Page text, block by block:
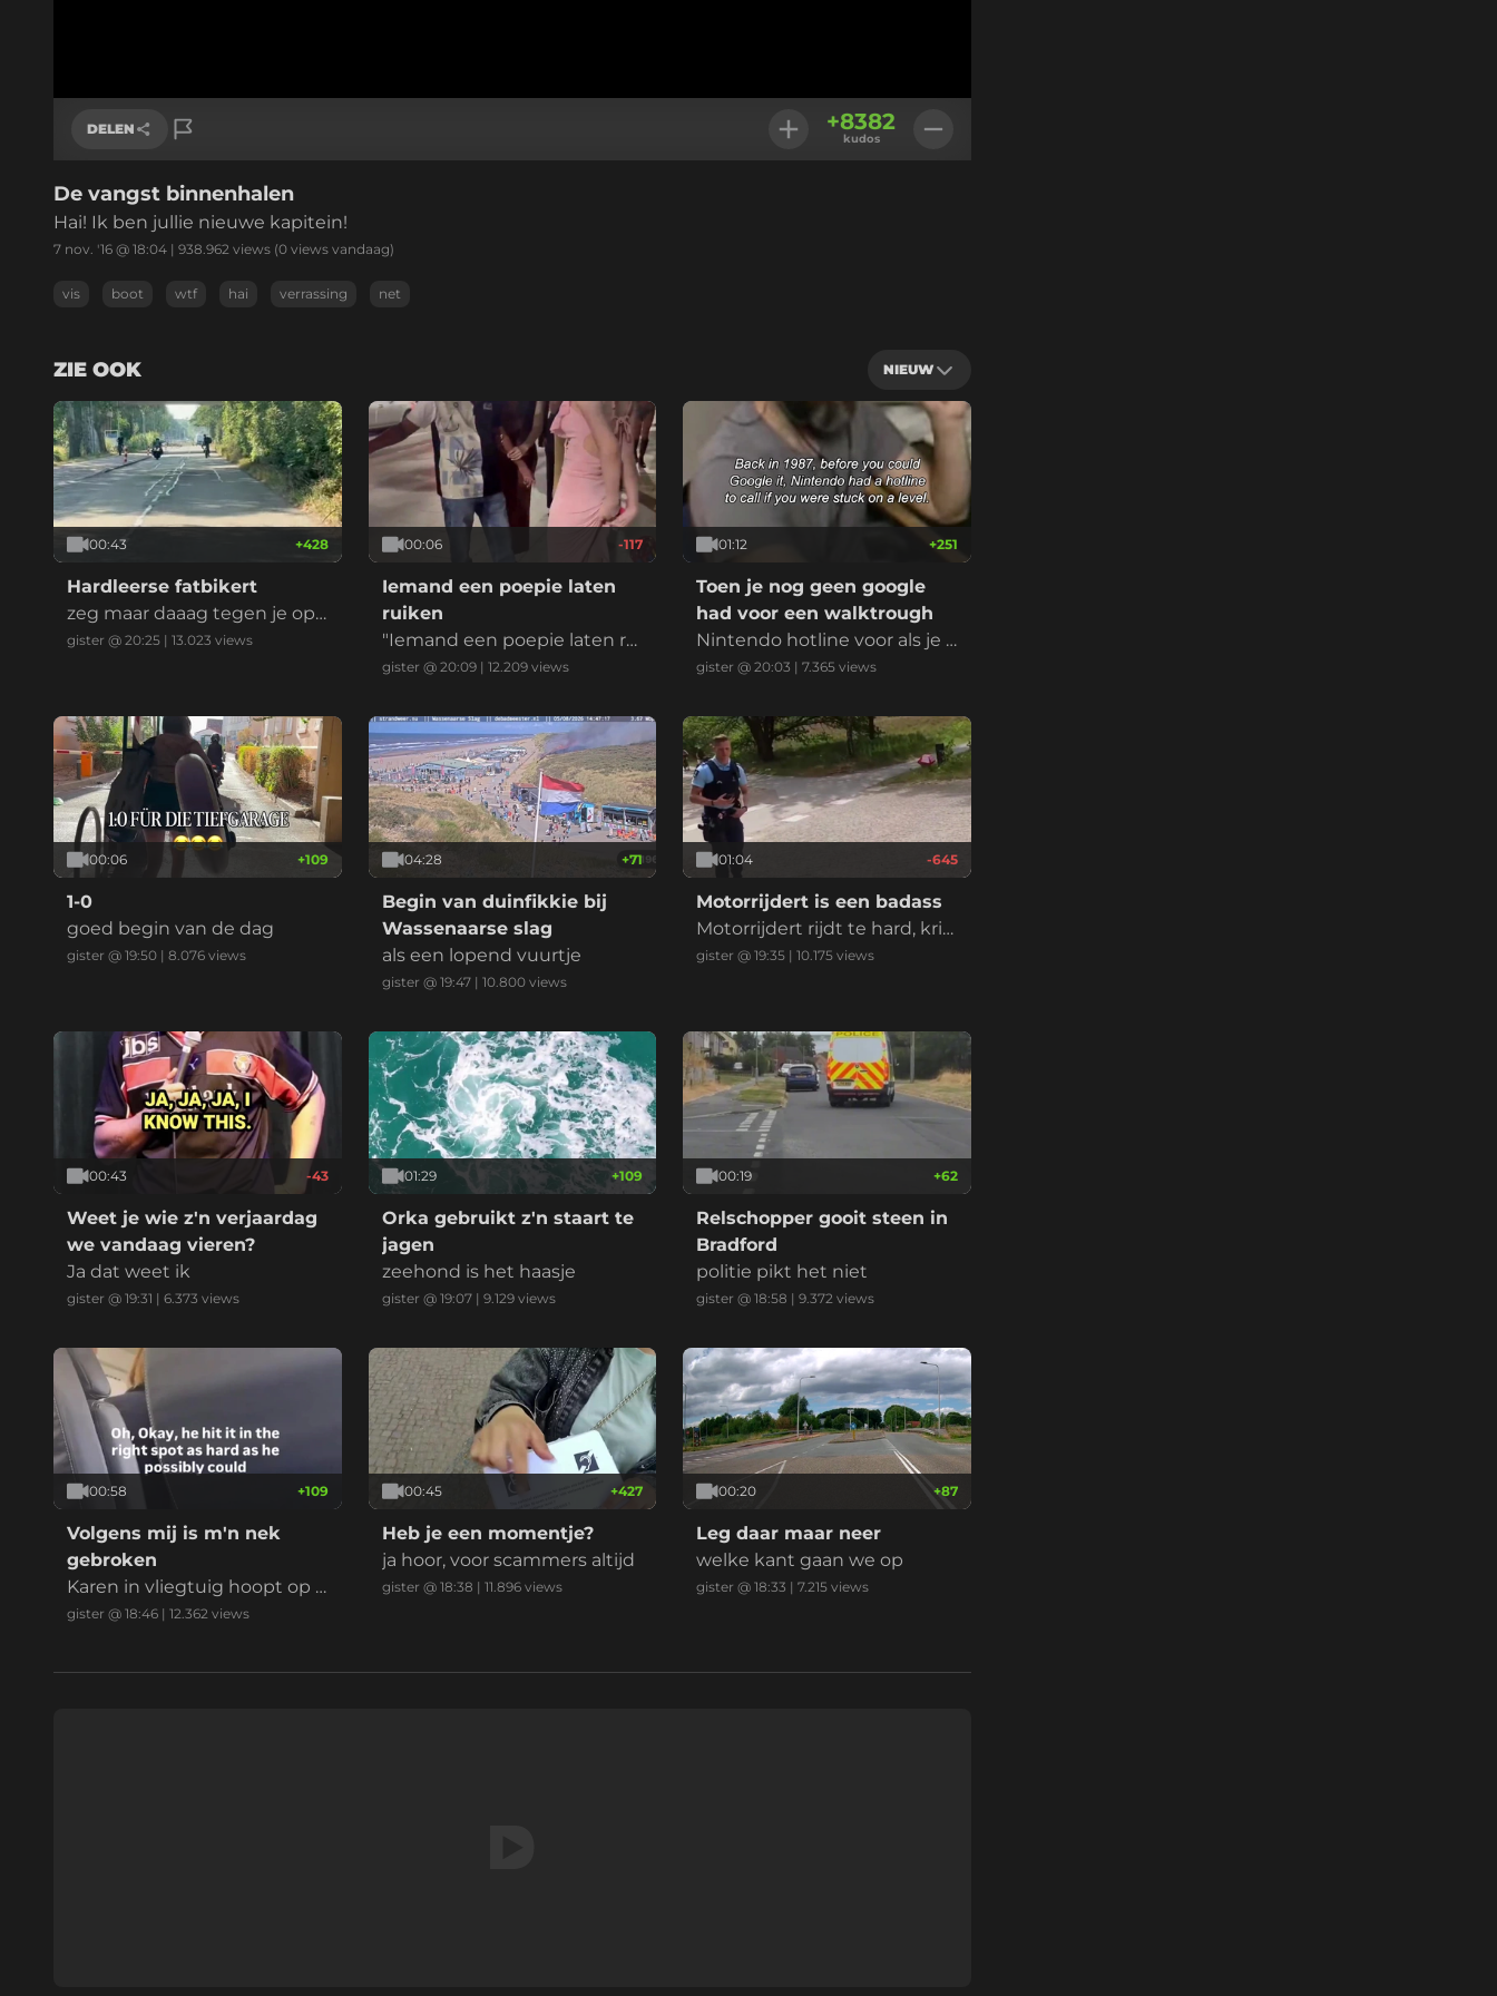
DELEN
Link kopiëren
+8382
kudos
De vangst binnenhalen
Hai! Ik ben jullie nieuwe kapitein!
7 nov. '16 @ 18:04 | 938.962 views (0 views vandaag)
vis boot wtf hai verrassing net
ZIE OOK NIEUW
00:43 +428
Hardleerse fatbikert
zeg maar daaag tegen je opg
evoerde kinderbrommer
gister @ 20:25 | 13.023 views
00:06 -117
Iemand een poepie laten
ruiken
"Iemand een poepie laten rui
ken" is een bekende Nederla
ent dat je iemand wilt verbaz
en, imponeren of laten zien d
at je ergens heel goed in ben
t, vaak in een wedstrijd of mo
eilijke situatie
gister @ 20:09| 12.209views
01:12 +251
Toen je nog geen google
had voor een walktrough
Nintendo hotline voor als je k
wam vast te zitten in een lev
gister @ 20:03 |7.365 views
00:06 +109
1-0
goed begin van de dag
gister @ 19:50 | 8.076 views
04:28 +71
Begin van duinfikkie bij
Wassenaarse slag
als een lopend vuurtje
gister @ 19:47| 10.800views
01:04 -645
Motorrijdert is een badass
Motorrijdert rijdt te hard, krij
gt een bekeuring en voelt zi
ideo is versneld en ingekort.
gister @ 19:35 |10.175 views
00:43 -43
Weet je wie z'n verjaardag
we vandaag vieren?
Ja dat weet ik
gister @ 19:31 | 6.373 views
01:29 +109
Orka gebruikt z'n staart te
jagen
zeehond is het haasje
gister @ 19:07| 9.129views
00:19 +62
Relschopper gooit steen in
Bradford
politie pikt het niet
gister @ 18:58 |9.372 views
00:58 +109
Volgens mij is m'n nek
gebroken
Karen in vliegtuig hoopt op e
en payday
gister @ 18:46 | 12.362 views
00:45 +427
Heb je een momentje?
ja hoor, voor scammers altijd
gister @ 18:38 | 11.896views
00:20 +87
Leg daar maar neer
welke kant gaan we op
gister @ 18:33 |7.215 views